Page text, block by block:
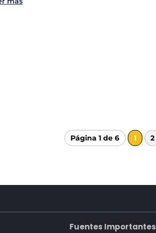
Página 1 de 6 1 2
Fuentes Importantes